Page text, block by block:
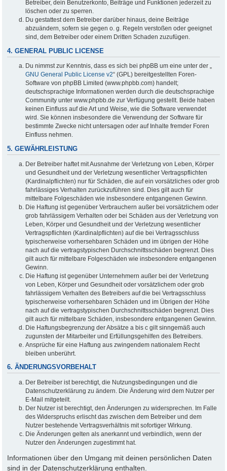
Betreiber, dein Benutzerkonto, Beiträge und Funktionen jederzeit zu
löschen oder zu sperren.
Du gestattest dem Betreiber darüber hinaus, deine Beiträge
abzuändern, sofern sie gegen o. g. Regeln verstoßen oder geeignet
sind, dem Betreiber oder einem Dritten Schaden zuzufügen.
4. GENERAL PUBLIC LICENSE
Du nimmst zur Kenntnis, dass es sich bei phpBB um eine unter der „
GNU General Public License v2“ (GPL) bereitgestellten Foren-
Software von phpBB Limited (www.phpbb.com) handelt;
deutschsprachige Informationen werden durch die deutschsprachige
Community unter www.phpbb.de zur Verfügung gestellt. Beide haben
keinen Einfluss auf die Art und Weise, wie die Software verwendet
wird. Sie können insbesondere die Verwendung der Software für
bestimmte Zwecke nicht untersagen oder auf Inhalte fremder Foren
Einfluss nehmen.
5. GEWÄHRLEISTUNG
Der Betreiber haftet mit Ausnahme der Verletzung von Leben, Körper
und Gesundheit und der Verletzung wesentlicher Vertragspflichten
(Kardinalpflichten) nur für Schäden, die auf ein vorsätzliches oder grob
fahrlässiges Verhalten zurückzuführen sind. Dies gilt auch für
mittelbare Folgeschäden wie insbesondere entgangenen Gewinn.
Die Haftung ist gegenüber Verbrauchern außer bei vorsätzlichem oder
grob fahrlässigem Verhalten oder bei Schäden aus der Verletzung von
Leben, Körper und Gesundheit und der Verletzung wesentlicher
Vertragspflichten (Kardinalpflichten) auf die bei Vertragsschluss
typischerweise vorhersehbaren Schäden und im übrigen der Höhe
nach auf die vertragstypischen Durchschnittsschäden begrenzt. Dies
gilt auch für mittelbare Folgeschäden wie insbesondere entgangenen
Gewinn.
Die Haftung ist gegenüber Unternehmern außer bei der Verletzung
von Leben, Körper und Gesundheit oder vorsätzlichem oder grob
fahrlässigem Verhalten des Betreibers auf die bei Vertragsschluss
typischerweise vorhersehbaren Schäden und im Übrigen der Höhe
nach auf die vertragstypischen Durchschnittsschäden begrenzt. Dies
gilt auch für mittelbare Schäden, insbesondere entgangenen Gewinn.
Die Haftungsbegrenzung der Absätze a bis c gilt sinngemäß auch
zugunsten der Mitarbeiter und Erfüllungsgehilfen des Betreibers.
Ansprüche für eine Haftung aus zwingendem nationalem Recht
bleiben unberührt.
6. ÄNDERUNGSVORBEHALT
Der Betreiber ist berechtigt, die Nutzungsbedingungen und die
Datenschutzerklärung zu ändern. Die Änderung wird dem Nutzer per
E-Mail mitgeteilt.
Der Nutzer ist berechtigt, den Änderungen zu widersprechen. Im Falle
des Widerspruchs erlischt das zwischen dem Betreiber und dem
Nutzer bestehende Vertragsverhältnis mit sofortiger Wirkung.
Die Änderungen gelten als anerkannt und verbindlich, wenn der
Nutzer den Änderungen zugestimmt hat.
Informationen über den Umgang mit deinen persönlichen Daten
sind in der Datenschutzerklärung enthalten.